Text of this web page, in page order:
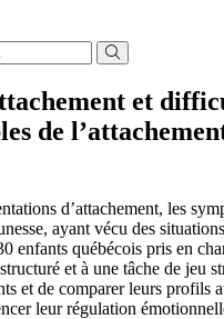
et
de
d’attachement, les
ayant vécu des
enfants québécois pris en
et à une tâche de jeu
et de comparer leurs profils
leur régulation